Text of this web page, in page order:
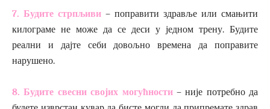
7. Будите стрпљиви – поправити здравље или смањити
килограме не може да се деси у једном трену. Будите
реални и дајте себи довољно времена да поправите
нарушено.
8. Будите свесни својих могућности– није потребно да